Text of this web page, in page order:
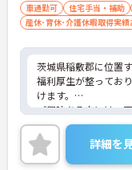
車通勤可 住宅手当・補助
産休･育休･介護休暇取得実績
茨城県稲敷郡に位置
福利厚生が整ってお
けます。
ご興味ある方には、
細をお話致しますの
詳細を